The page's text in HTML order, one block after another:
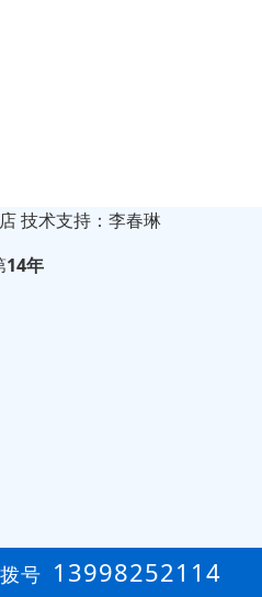
技术支持：李春琳
14年
号 13998252114